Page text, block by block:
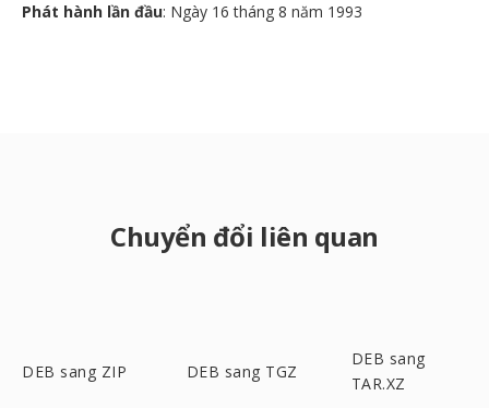
Phát hành lần đầu: Ngày 16 tháng 8 năm 1993
Chuyển đổi liên quan
DEB sang ZIP DEB sang TGZ
DEB sang
TAR.XZ